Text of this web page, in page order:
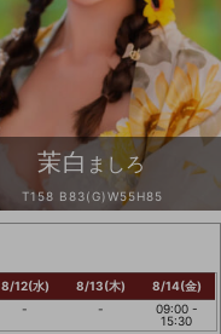
茉白 ましろ
T158 B83(G)W55H85
8/12(水)
-
8/13(木)
-
8/14(金)
09:00 -
15:30